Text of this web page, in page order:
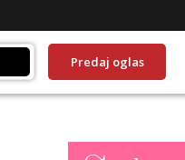
Predaj oglas